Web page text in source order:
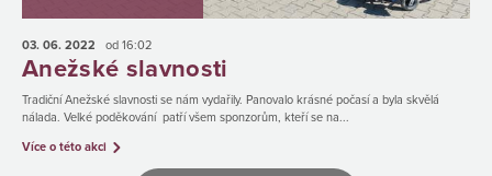
03. 06. 2022 od 16:02
Anežské slavnosti
Tradiční Anežské slavnosti se nám vydařily. Panovalo krásné počasí a byla skvělá
nálada. Velké poděkování patří všem sponzorům, kteří se na...
Více o této akci